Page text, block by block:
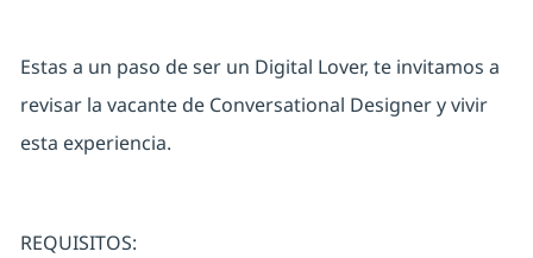
Estas a un paso de ser un Digital Lover, te invitamos a
revisar la vacante deConversational Designery vivir
esta experiencia.
REQUISITOS: